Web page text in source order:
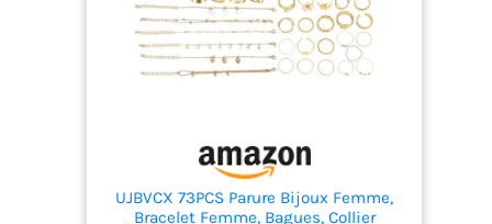
UJBVCX 73PCS Parure Bijoux Femme,
Bracelet Femme, Bagues, Collier